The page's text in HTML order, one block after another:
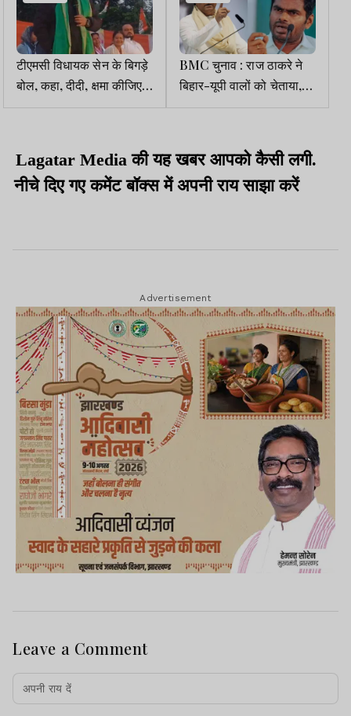
टीएमसी विधायक सेन के बिगड़े
बोल, कहा, दीदी, क्षमा कीजिए,
बाहर से भाजपा नेता वोट मांगने
BMC चुनाव : राज ठाकरे ने
बिहार-यूपी वालों को चेताया,
अन्नामलाई को रसमलाई कहते
Lagatar Media की यह खबर आपको कैसी लगी.
नीचे दिए गए कमेंट बॉक्स में अपनी राय साझा करें
Advertisement
Leave a Comment